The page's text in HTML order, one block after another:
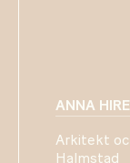
ANNA
Arkitekt
Halmstad